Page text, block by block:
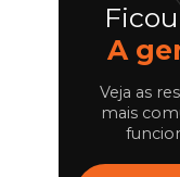
A
Veja as
mais